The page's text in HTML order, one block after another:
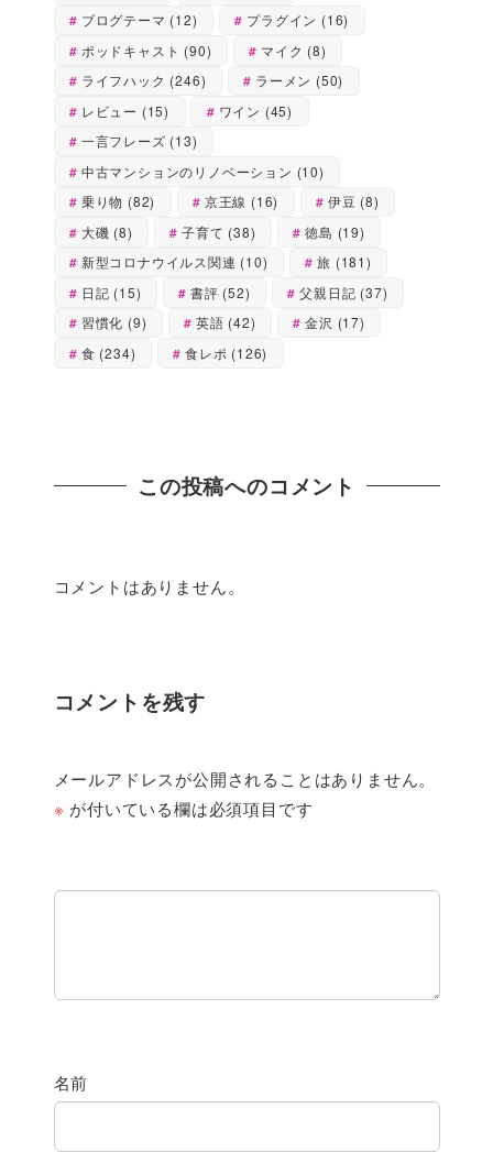
ブログテーマ (12) プラグイン (16)
ポッドキャスト (90) マイク (8)
ライフハック (246) ラーメン (50)
レビュー (15) ワイン (45)
一言フレーズ (13)
中古マンションのリノベーション (10)
乗り物 (82) 京王線 (16) 伊豆 (8)
大磯 (8) 子育て (38) 徳島 (19)
新型コロナウイルス関連 (10) 旅 (181)
日記 (15) 書評 (52) 父親日記 (37)
習慣化 (9) 英語 (42) 金沢 (17)
食 (234) 食レポ (126)
この投稿へのコメント
コメントはありません。
コメントを残す
メールアドレスが公開されることはありません。
※ が付いている欄は必須項目です
名前